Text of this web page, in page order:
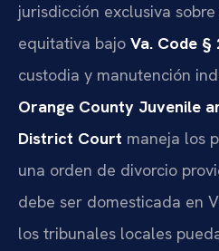
jurisdicción exclusiva
equitativa bajo Va. Code §
custodia y manutención
Orange County Juvenile
District Court maneja los
una orden de divorcio
debe ser domesticada en
los tribunales locales